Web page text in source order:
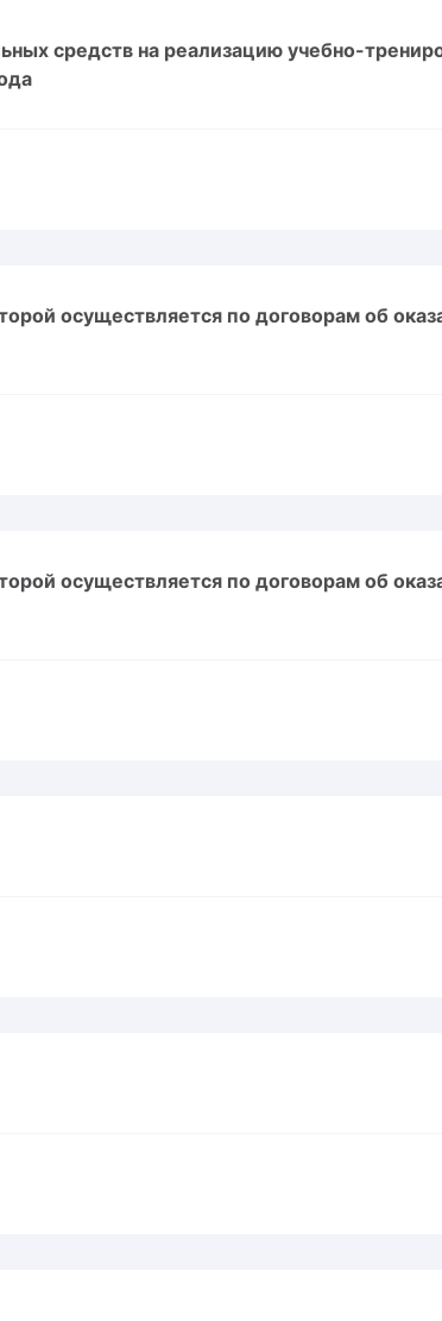
средств на реализацию учебно-
осуществляется по договорам об
осуществляется по договорам об